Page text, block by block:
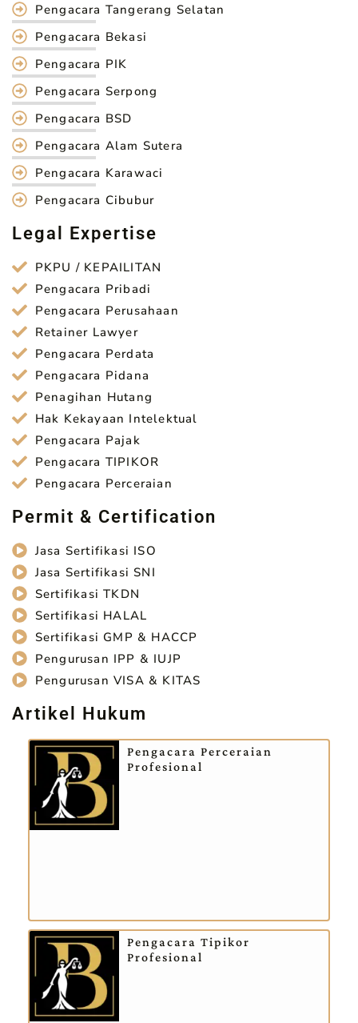
Pengacara Tangerang Selatan
Pengacara Bekasi
Pengacara PIK
Pengacara Serpong
Pengacara BSD
Pengacara Alam Sutera
Pengacara Karawaci
Pengacara Cibubur
Legal Expertise
PKPU / KEPAILITAN
Pengacara Pribadi
Pengacara Perusahaan
Retainer Lawyer
Pengacara Perdata
Pengacara Pidana
Penagihan Hutang
Hak Kekayaan Intelektual
Pengacara Pajak
Pengacara TIPIKOR
Pengacara Perceraian
Permit & Certification
Jasa Sertifikasi ISO
Jasa Sertifikasi SNI
Sertifikasi TKDN
Sertifikasi HALAL
Sertifikasi GMP & HACCP
Pengurusan IPP & IUJP
Pengurusan VISA & KITAS
Artikel Hukum
Pengacara Perceraian
Profesional
Pengacara Tipikor
Profesional